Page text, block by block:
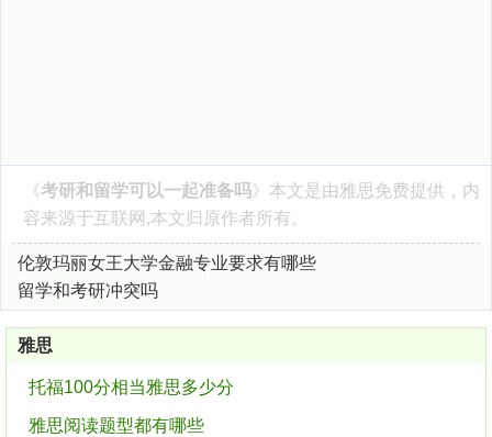
《考研和留学可以一起准备吗》本文是由雅思免费提供，内
容来源于互联网,本文归原作者所有。
伦敦玛丽女王大学金融专业要求有哪些
留学和考研冲突吗
雅思
托福100分相当雅思多少分
雅思阅读题型都有哪些